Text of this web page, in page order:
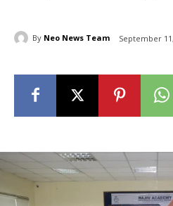
By Neo News Team September